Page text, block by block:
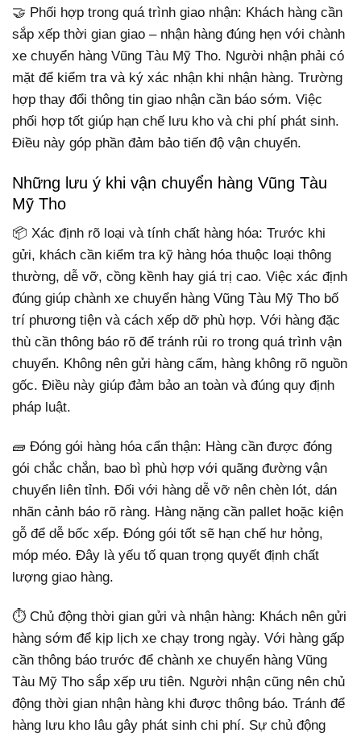
🤝 Phối hợp trong quá trình giao nhận: Khách hàng cần
sắp xếp thời gian giao – nhận hàng đúng hẹn với chành
xe chuyển hàng Vũng Tàu Mỹ Tho. Người nhận phải có
mặt để kiểm tra và ký xác nhận khi nhận hàng. Trường
hợp thay đổi thông tin giao nhận cần báo sớm. Việc
phối hợp tốt giúp hạn chế lưu kho và chi phí phát sinh.
Điều này góp phần đảm bảo tiến độ vận chuyển.
Những lưu ý khi vận chuyển hàng Vũng Tàu
Mỹ Tho
📦 Xác định rõ loại và tính chất hàng hóa: Trước khi
gửi, khách cần kiểm tra kỹ hàng hóa thuộc loại thông
thường, dễ vỡ, cồng kềnh hay giá trị cao. Việc xác định
đúng giúp chành xe chuyển hàng Vũng Tàu Mỹ Tho bố
trí phương tiện và cách xếp dỡ phù hợp. Với hàng đặc
thù cần thông báo rõ để tránh rủi ro trong quá trình vận
chuyển. Không nên gửi hàng cấm, hàng không rõ nguồn
gốc. Điều này giúp đảm bảo an toàn và đúng quy định
pháp luật.
🧱 Đóng gói hàng hóa cẩn thận: Hàng cần được đóng
gói chắc chắn, bao bì phù hợp với quãng đường vận
chuyển liên tỉnh. Đối với hàng dễ vỡ nên chèn lót, dán
nhãn cảnh báo rõ ràng. Hàng nặng cần pallet hoặc kiện
gỗ để dễ bốc xếp. Đóng gói tốt sẽ hạn chế hư hỏng,
móp méo. Đây là yếu tố quan trọng quyết định chất
lượng giao hàng.
⏱️ Chủ động thời gian gửi và nhận hàng: Khách nên gửi
hàng sớm để kịp lịch xe chạy trong ngày. Với hàng gấp
cần thông báo trước để chành xe chuyển hàng Vũng
Tàu Mỹ Tho sắp xếp ưu tiên. Người nhận cũng nên chủ
động thời gian nhận hàng khi được thông báo. Tránh để
hàng lưu kho lâu gây phát sinh chi phí. Sự chủ động